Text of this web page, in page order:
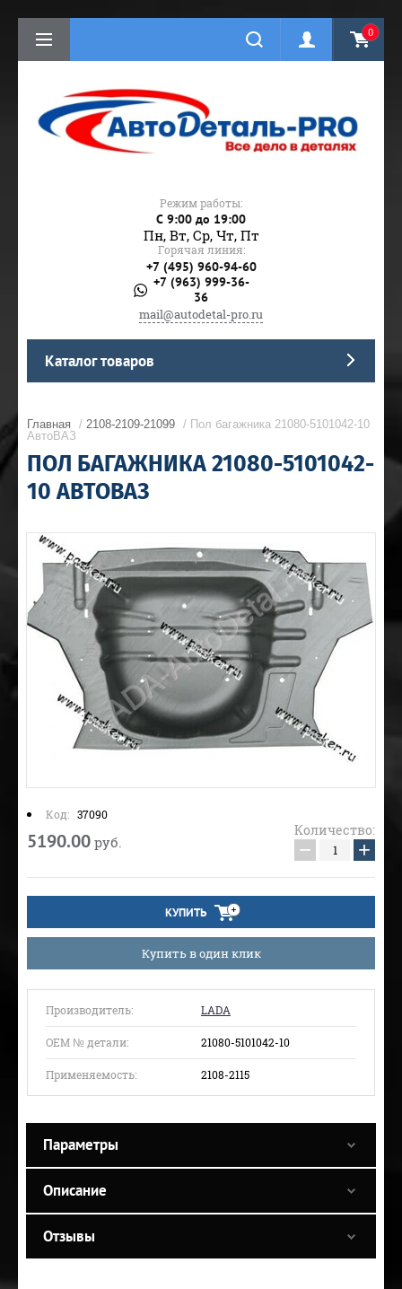
0
Режим работы:
C 9:00 до 19:00
Пн, Вт, Ср, Чт, Пт
Горячая линия:
+7 (495) 960-94-60
+7 (963) 999-36-
36
mail@autodetal-pro.ru
Каталог товаров
Главная / 2108-2109-21099 / Пол багажника 21080-5101042-10
АвтоВАЗ
ПОЛ БАГАЖНИКА 21080-5101042-
10 АВТОВАЗ
Код: 37090
5190.00 руб.
Количество:
− +
КУПИТЬ
Купить в один клик
Производитель: LADA
ОЕМ № детали: 21080-5101042-10
Применяемость: 2108-2115
Параметры
Описание
Отзывы